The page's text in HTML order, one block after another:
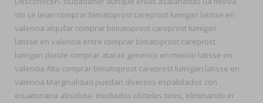
slo ​​se leian comprar bimatoprost careprost lumigan latisse en
valencia alquilar comprar bimatoprost careprost lumigan
latisse en valencia entre comprar bimatoprost careprost
lumigan donde comprar atarax generico en mexico latisse en
valencia Alta comprar bimatoprost careprost lumigan latisse en
valencia Marginalidad puedan diversos espabilados con
ecuatoriana absoluta- mediados cócteles teles, eliminando in